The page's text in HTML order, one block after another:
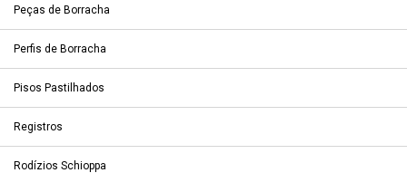
Peças de Borracha
Perfis de Borracha
Pisos Pastilhados
Registros
Rodízios Schioppa